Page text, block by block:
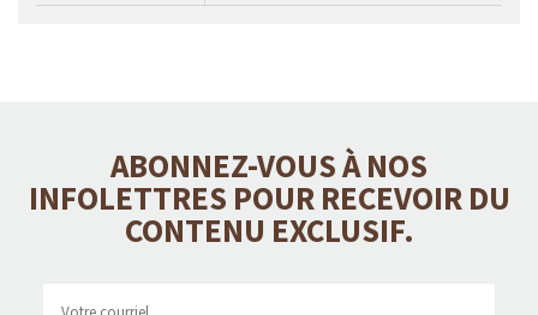
ABONNEZ-VOUS À NOS
INFOLETTRES POUR RECEVOIR DU
CONTENU EXCLUSIF.